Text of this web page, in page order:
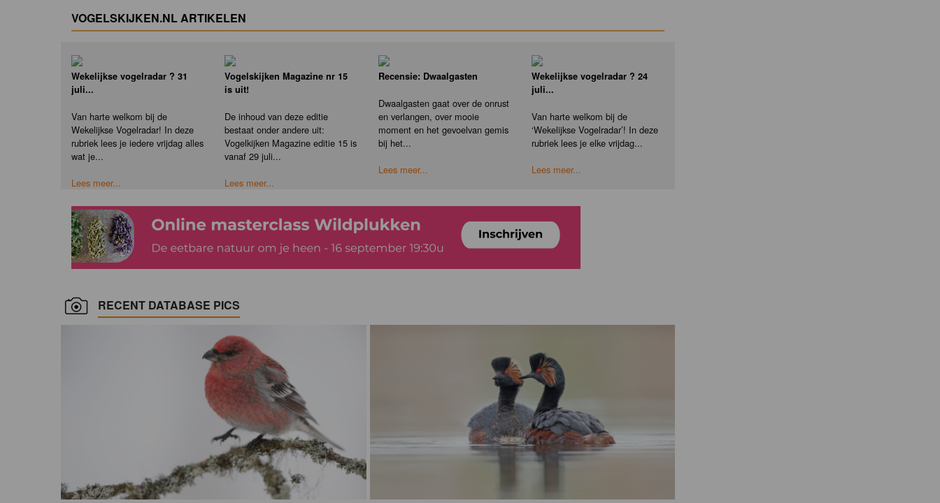
VOGELSKIJKEN.NL ARTIKELEN
Wekelijkse vogelradar ? 31
juli...
Van harte welkom bij de
Wekelijkse Vogelradar! In deze
rubriek lees je iedere vrijdag alles
wat je...
Lees meer...
Vogelskijken Magazine nr 15
is uit!
De inhoud van deze editie
bestaat onder andere uit:
Vogelkijken Magazine editie 15 is
vanaf 29 juli...
Lees meer...
Recensie: Dwaalgasten
Dwaalgasten gaat over de onrust
en verlangen, over mooie
moment en het gevoelvan gemis
bij het...
Lees meer...
Wekelijkse vogelradar ? 24
juli...
Van harte welkom bij de
‘Wekelijkse Vogelradar’! In deze
rubriek lees je elke vrijdag...
Lees meer...
RECENT DATABASE PICS